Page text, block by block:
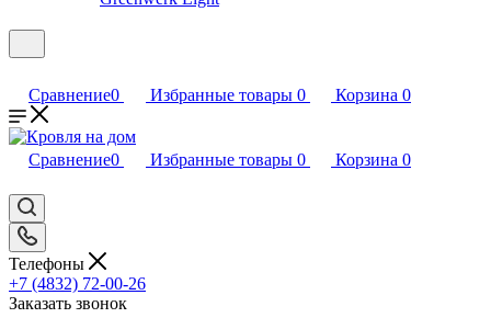
Сравнение0 Избранные товары 0 Корзина 0
Сравнение0 Избранные товары 0 Корзина 0
Телефоны
+7 (4832) 72-00-26
Заказать звонок